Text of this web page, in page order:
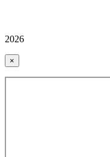
2026
×